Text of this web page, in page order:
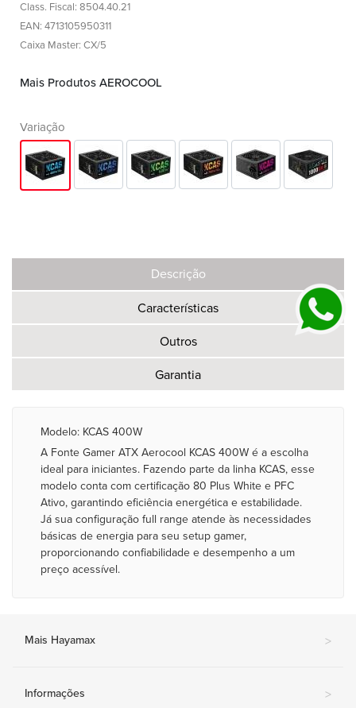
Class. Fiscal: 8504.40.21
EAN: 4713105950311
Caixa Master: CX/5
Mais Produtos AEROCOOL
Variação
Descrição
Características
Outros
Garantia
Modelo: KCAS 400W
A Fonte Gamer ATX Aerocool KCAS 400W é a escolha
ideal para iniciantes. Fazendo parte da linha KCAS, esse
modelo conta com certificação 80 Plus White e PFC
Ativo, garantindo eficiência energética e estabilidade.
Já sua configuração full range atende às necessidades
básicas de energia para seu setup gamer,
proporcionando confiabilidade e desempenho a um
preço acessível.
Mais Hayamax >
Informações >